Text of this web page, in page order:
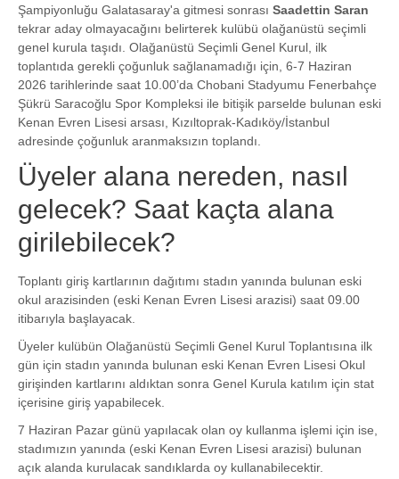
Şampiyonluğu Galatasaray'a gitmesi sonrası Saadettin Saran
tekrar aday olmayacağını belirterek kulübü olağanüstü seçimli
genel kurula taşıdı. Olağanüstü Seçimli Genel Kurul, ilk
toplantıda gerekli çoğunluk sağlanamadığı için, 6-7 Haziran
2026 tarihlerinde saat 10.00’da Chobani Stadyumu Fenerbahçe
Şükrü Saracoğlu Spor Kompleksi ile bitişik parselde bulunan eski
Kenan Evren Lisesi arsası, Kızıltoprak-Kadıköy/İstanbul
adresinde çoğunluk aranmaksızın toplandı.
Üyeler alana nereden, nasıl
gelecek? Saat kaçta alana
girilebilecek?
Toplantı giriş kartlarının dağıtımı stadın yanında bulunan eski
okul arazisinden (eski Kenan Evren Lisesi arazisi) saat 09.00
itibarıyla başlayacak.
Üyeler kulübün Olağanüstü Seçimli Genel Kurul Toplantısına ilk
gün için stadın yanında bulunan eski Kenan Evren Lisesi Okul
girişinden kartlarını aldıktan sonra Genel Kurula katılım için stat
içerisine giriş yapabilecek.
7 Haziran Pazar günü yapılacak olan oy kullanma işlemi için ise,
stadımızın yanında (eski Kenan Evren Lisesi arazisi) bulunan
açık alanda kurulacak sandıklarda oy kullanabilecektir.